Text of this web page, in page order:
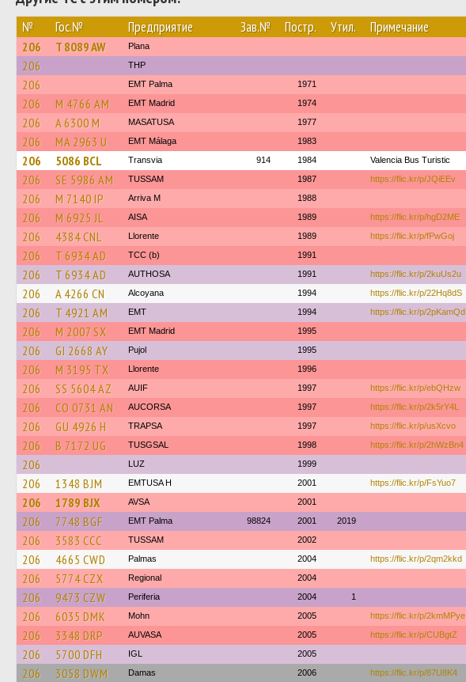
№ Гос.№ Предприятие Зав.№ Постр. Утил. Примечание
206 T 8089 AW Plana
206 THP
206 EMT Palma 1971
206 M 4766 AM EMT Madrid 1974
206 A 6300 M MASATUSA 1977
206 MA 2963 U EMT Málaga 1983
206 5086 BCL Transvia 914 1984 Valencia Bus Turistic
206 SE 5986 AM TUSSAM 1987 https://flic.kr/p/JQiEEv
206 M 7140 IP Arriva M 1988
206 M 6925 JL AISA 1989 https://flic.kr/p/hgD2ME
206 4384 CNL Llorente 1989 https://flic.kr/p/fPwGoj
206 T 6934 AD TCC (b) 1991
206 T 6934 AD AUTHOSA 1991 https://flic.kr/p/2kuUs2u
206 A 4266 CN Alcoyana 1994 https://flic.kr/p/22Hq8dS
206 T 4921 AM EMT 1994 https://flic.kr/p/2pKamQd
206 M 2007 SX EMT Madrid 1995
206 GI 2668 AY Pujol 1995
206 M 3195 TX Llorente 1996
206 SS 5604 AZ AUIF 1997 https://flic.kr/p/ebQHzw
206 CO 0731 AN AUCORSA 1997 https://flic.kr/p/2k5rY4L
206 GU 4926 H TRAPSA 1997 https://flic.kr/p/usXcvo
206 B 7172 UG TUSGSAL 1998 https://flic.kr/p/2hWzBn4
206 LUZ 1999
206 1348 BJM EMTUSA H 2001 https://flic.kr/p/FsYuo7
206 1789 BJX AVSA 2001
206 7748 BGF EMT Palma 98824 2001 2019
206 3583 CCC TUSSAM 2002
206 4665 CWD Palmas 2004 https://flic.kr/p/2qm2kkd
206 5774 CZX Regional 2004
206 9473 CZW Periferia 2004 1
206 6035 DMK Mohn 2005 https://flic.kr/p/2kmMPye
206 3348 DRP AUVASA 2005 https://flic.kr/p/CUBgtZ
206 5700 DFH IGL 2005
206 3058 DWM Damas 2006 https://flic.kr/p/87U8K4